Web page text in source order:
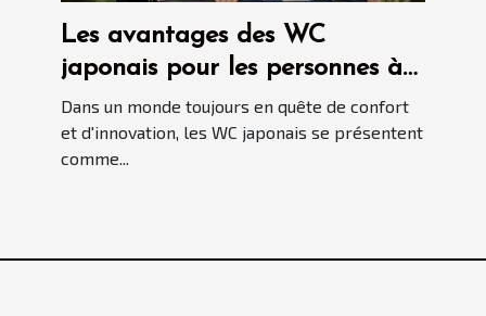
Les avantages des WC
japonais pour les personnes à
mobilité réduite
Dans un monde toujours en quête de confort
et d'innovation, les WC japonais se présentent
comme...